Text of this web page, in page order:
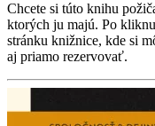
Chcete si túto knihu
ktorých ju majú. Po
stránku knižnice, kde si
aj priamo rezervovať.